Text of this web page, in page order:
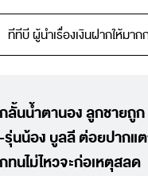
ห้มากกว่า เสิร์ฟบัญชีเงินฝาก
ลั้นน้ำตานอง ลูกชายถูก
นน้อง บูลลี ต่อยปากแ
ทนไม่ไหวจะก่อเหตุสลด